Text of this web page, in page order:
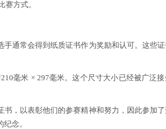
赛方式。
通常会得到纸质证书作为奖励和认可。这些
毫米 × 297毫米。这个尺寸大小已经被广泛
，以表彰他们的参赛精神和努力，因此参加
念。